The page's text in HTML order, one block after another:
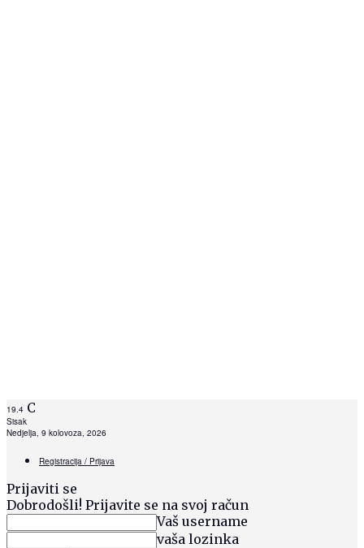
19.4 C
Sisak
Nedjelja, 9 kolovoza, 2026
Registracija / Prijava
Prijaviti se
Dobrodošli! Prijavite se na svoj račun
Vaš username
vaša lozinka